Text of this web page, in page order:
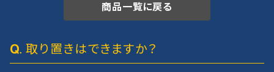
商品一覧に戻る
取り置きはできますか？